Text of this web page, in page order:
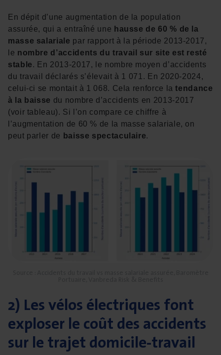
En dépit d’une augmentation de la population
assurée, qui a entraîné une hausse de 60 % de la
masse salariale par rapport à la période 2013-2017,
le nombre d’accidents du travail sur site est resté
stable. En 2013-2017, le nombre moyen d’accidents
du travail déclarés s’élevait à 1 071. En 2020-2024,
celui-ci se montait à 1 068. Cela renforce latendance
à la baisse du nombre d’accidents en 2013-2017
(voir tableau). Si l’on compare ce chiffre à
l’augmentation de 60 % de la masse salariale, on
peut parler de baisse spectaculaire.
2) Les vélos électriques font
exploser le coût des accidents
sur le trajet domicile-travail